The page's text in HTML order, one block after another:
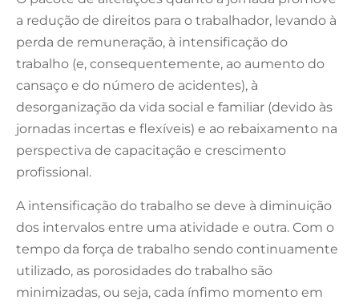
a redução de direitos para o trabalhador, levando à
perda de remuneração, à intensificação do
trabalho (e, consequentemente, ao aumento do
cansaço e do número de acidentes), à
desorganização da vida social e familiar (devido às
jornadas incertas e flexíveis) e ao rebaixamento na
perspectiva de capacitação e crescimento
profissional.
A intensificação do trabalho se deve à diminuição
dos intervalos entre uma atividade e outra. Com o
tempo da força de trabalho sendo continuamente
utilizado, as porosidades do trabalho são
minimizadas, ou seja, cada ínfimo momento em